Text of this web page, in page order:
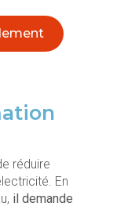
réduire
En
il demande